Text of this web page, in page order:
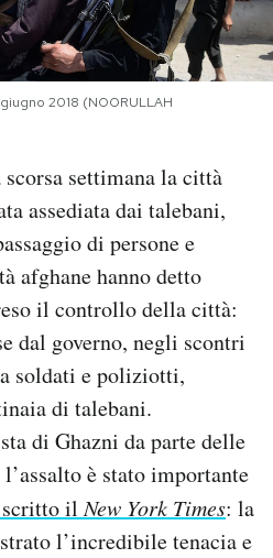
2018 (NOORULLAH
settimana la città
assediata dai talebani,
di persone e
afghane hanno detto
il controllo della città:
dal governo, negli scontri
soldati e poliziotti,
di talebani.
di Ghazni da parte delle
è stato importante
scritto ilNew York Times: la
l’incredibile tenacia e